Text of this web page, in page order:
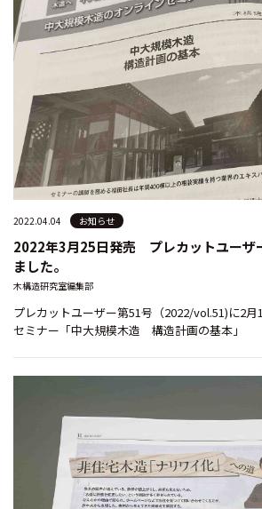
2022.04.04 お知らせ
2022年3月25日発売 プレカットユーザ
ました。
木構造研究室編集部
プレカットユーザー第51号（2022/vol.51)に2
セミナー「中大規模木造 構造計画の基本」